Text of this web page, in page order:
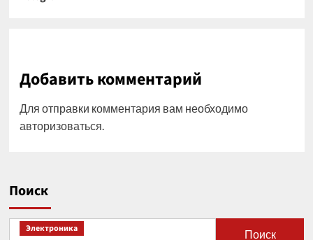
Добавить комментарий
Для отправки комментария вам необходимо
авторизоваться.
Поиск
Поиск
Электроника